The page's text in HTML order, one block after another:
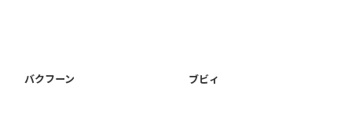
バクフーン ブビィ